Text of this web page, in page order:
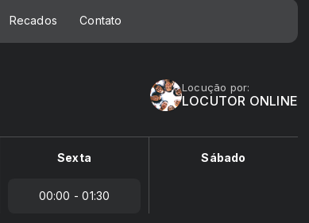
Recados Contato
Locução por:
LOCUTOR ONLINE
Sexta
00:00 - 01:30
Sábado